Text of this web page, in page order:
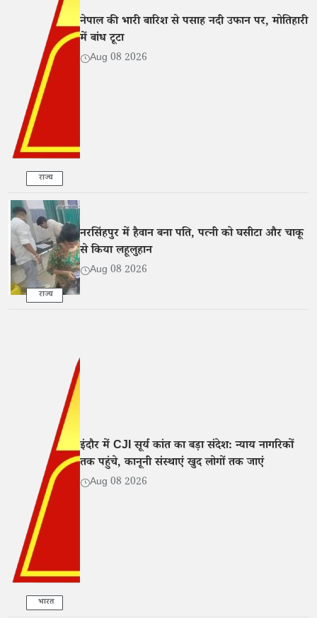
राज्य
नेपाल की भारी बारिश से पसाह नदी उफान पर, मोतिहारी
में बांध टूटा
Aug 08 2026
राज्य
नरसिंहपुर में हैवान बना पति, पत्नी को घसीटा और चाकू
से किया लहूलुहान
Aug 08 2026
भारत
इंदौर में CJI सूर्य कांत का बड़ा संदेश: न्याय नागरिकों
तक पहुंचे, कानूनी संस्थाएं खुद लोगों तक जाएं
Aug 08 2026